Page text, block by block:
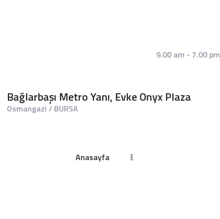
9.00 am - 7.00 pm
Bağlarbaşı Metro Yanı, Evke Onyx Plaza
Osmangazi / BURSA
Anasayfa
DR. BIRCAN BEKTAŞ